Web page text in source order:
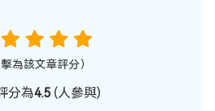
擊為該文章評分）
分為4.5(人參與)